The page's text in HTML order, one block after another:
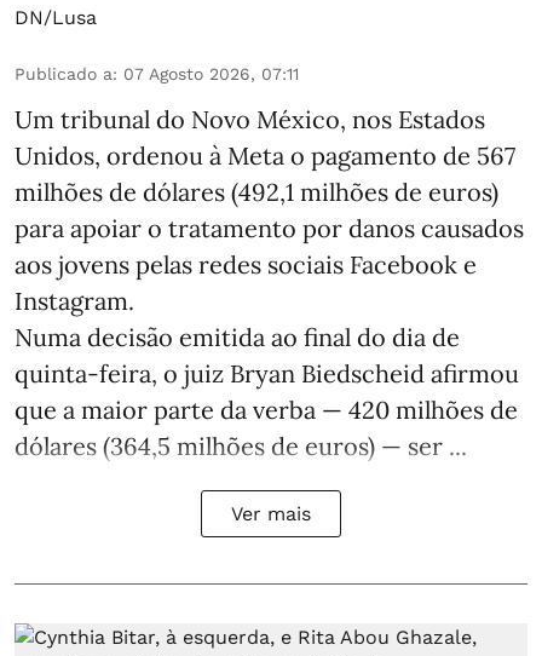
DN/Lusa
Publicado a: 07 Agosto 2026, 07:11
Um tribunal do Novo México, nos Estados
Unidos, ordenou à Meta o pagamento de 567
milhões de dólares (492,1 milhões de euros)
para apoiar o tratamento por danos causados
aos jovens pelas redes sociais Facebook e
Instagram.
Numa decisão emitida ao final do dia de
quinta-feira, o juiz Bryan Biedscheid afirmou
que a maior parte da verba — 420 milhões de
dólares (364,5 milhões de euros) — ser ...
Ver mais